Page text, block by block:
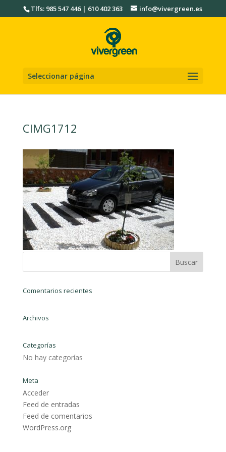
Tlfs: 985 547 446 | 610 402 363 info@vivergreen.es
Seleccionar página
CIMG1712
Comentarios recientes
Archivos
Categorías
No hay categorías
Meta
Acceder
Feed de entradas
Feed de comentarios
WordPress.org